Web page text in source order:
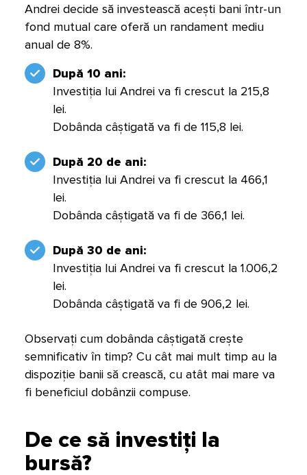
Andrei decide să investească acești bani într-un
fond mutual care oferă un randament mediu
anual de 8%.
După 10 ani:
Investiția lui Andrei va fi crescut la 215,8
lei.
Dobânda câștigată va fi de 115,8 lei.
După 20 de ani:
Investiția lui Andrei va fi crescut la 466,1
lei.
Dobânda câștigată va fi de 366,1 lei.
După 30 de ani:
Investiția lui Andrei va fi crescut la 1.006,2
lei.
Dobânda câștigată va fi de 906,2 lei.
Observați cum dobânda câștigată crește
semnificativ în timp? Cu cât mai mult timp au la
dispoziție banii să crească, cu atât mai mare va
fi beneficiul dobânzii compuse.
De ce să investiți la
bursă?